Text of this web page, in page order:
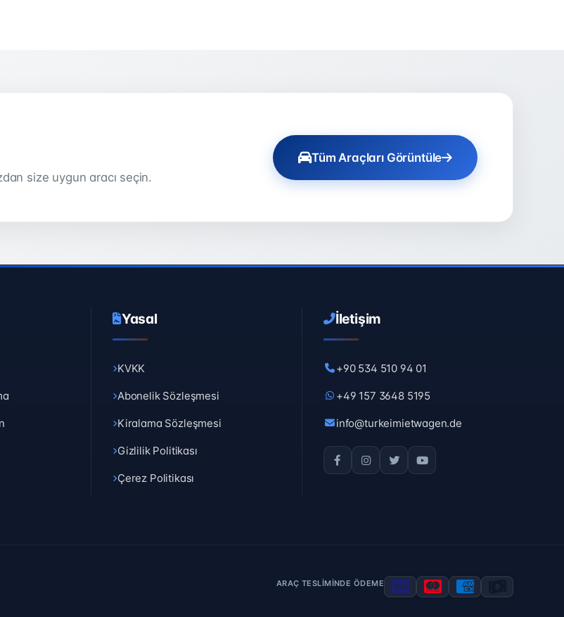
size uygun aracı seçin.
Tüm Araçları Görüntüle
Yasal
KVKK
Abonelik Sözleşmesi
Kiralama Sözleşmesi
Gizlilik Politikası
Çerez Politikası
İletişim
+90 534 510 94 01
+49 157 3648 5195
info@turkeimietwagen.de
ARAÇ TESLIMINDE ÖDEME